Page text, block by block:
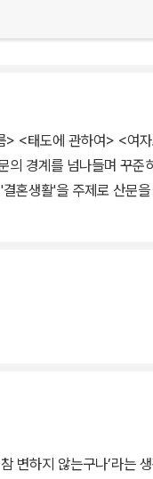
> <태도에 관하여> <여
의 경계를 넘나들며 꾸준
혼생활'을 주제로 산문
입에 불현듯 이듬해 결혼
란다. 만난 지 3주 만의 급
주년을 기념하는 가장 온
변하지 않는구나’라는